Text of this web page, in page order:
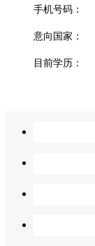
手机号码：
意向国家：
目前学历：